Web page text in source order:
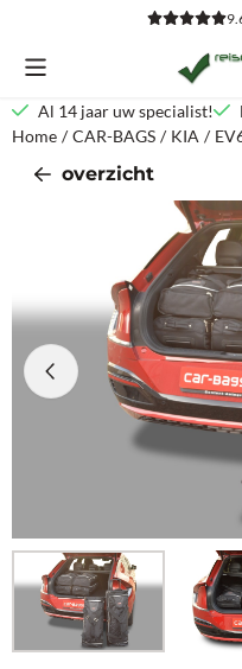
Cookievoorkeuren zijn
Al 14 jaar uw specialist!
Home / CAR-BAGS / KIA /
overzicht